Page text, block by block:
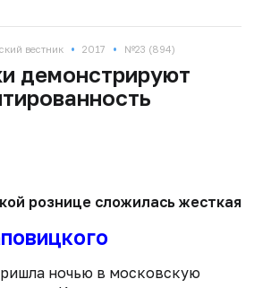
вестник • 2017 • №23 (894)
демонстрируют
рознице сложилась жесткая
ночью в московскую